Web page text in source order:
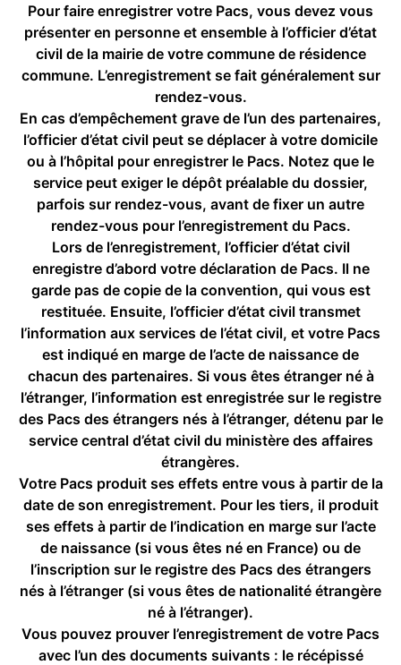
Pour faire enregistrer votre Pacs, vous devez vous
présenter en personne et ensemble à l’officier d’état
civil de la mairie de votre commune de résidence
commune. L’enregistrement se fait généralement sur
rendez-vous.
En cas d’empêchement grave de l’un des partenaires,
l’officier d’état civil peut se déplacer à votre domicile
ou à l’hôpital pour enregistrer le Pacs. Notez que le
service peut exiger le dépôt préalable du dossier,
parfois sur rendez-vous, avant de fixer un autre
rendez-vous pour l’enregistrement du Pacs.
Lors de l’enregistrement, l’officier d’état civil
enregistre d’abord votre déclaration de Pacs. Il ne
garde pas de copie de la convention, qui vous est
restituée. Ensuite, l’officier d’état civil transmet
l’information aux services de l’état civil, et votre Pacs
est indiqué en marge de l’acte de naissance de
chacun des partenaires. Si vous êtes étranger né à
l’étranger, l’information est enregistrée sur le registre
des Pacs des étrangers nés à l’étranger, détenu par le
service central d’état civil du ministère des affaires
étrangères.
Votre Pacs produit ses effets entre vous à partir de la
date de son enregistrement. Pour les tiers, il produit
ses effets à partir de l’indication en marge sur l’acte
de naissance (si vous êtes né en France) ou de
l’inscription sur le registre des Pacs des étrangers
nés à l’étranger (si vous êtes de nationalité étrangère
né à l’étranger).
Vous pouvez prouver l’enregistrement de votre Pacs
avec l’un des documents suivants : le récépissé